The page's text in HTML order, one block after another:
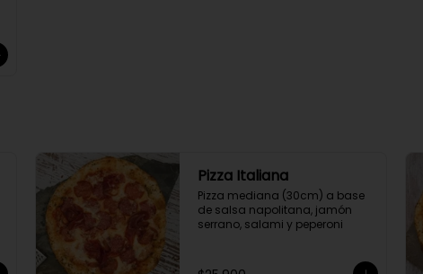
Pizza Italiana
Pizza mediana (30cm) a base
de salsa napolitana, jamón
serrano, salami y peperoni